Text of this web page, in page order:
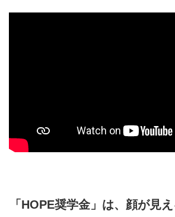
「HOPE奨学金」は、顔が見